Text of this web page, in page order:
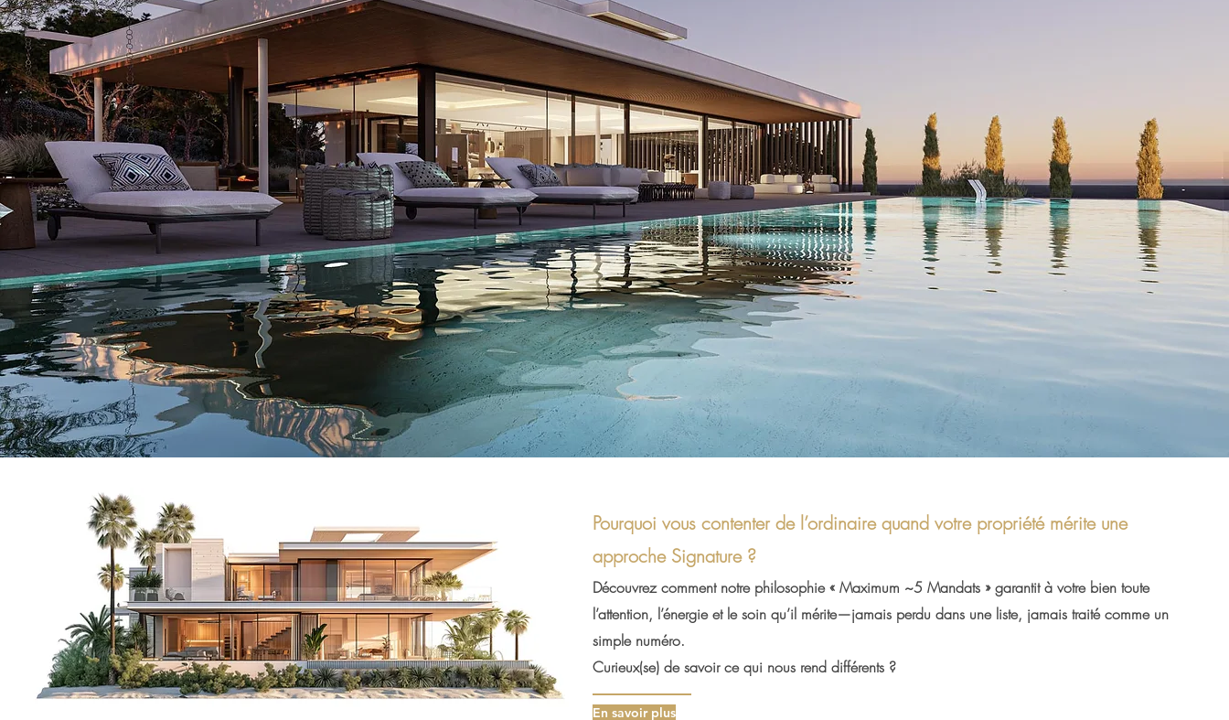
Pourquoi vous contenter de l’ordinaire quand votre propriété mérite une
approche Signature ?
Découvrez comment notre philosophie « Maximum ~5 Mandats » garantit à votre bien toute
l’attention, l’énergie et le soin qu’il mérite—jamais perdu dans une liste, jamais traité comme un
simple numéro.
Curieux(se) de savoir ce qui nous rend différents ?
En savoir plus